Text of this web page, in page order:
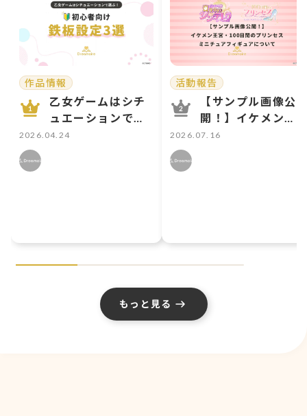
作品情報
乙女ゲームはシチ
ュエーションで選
ぶ！ 初心者向け鉄
2026.04.24
活動報告
【サンプル画像公
開！】イケメン王
宮・100日間のプ
2026.07.16
もっと見る